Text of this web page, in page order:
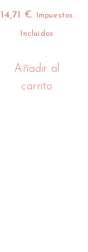
14,71 € Impuestos
Incluidos
Añadir al
carrito